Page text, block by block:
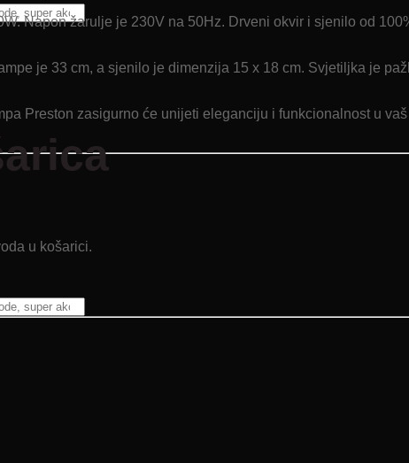
u košarici.
Napon žarulje je 230V na 50Hz. Drveni okvir i sjenilo od
je 33 cm, a sjenilo je dimenzija 15 x 18 cm. Svjetiljka je
Preston zasigurno će unijeti eleganciju i funkcionalnost u